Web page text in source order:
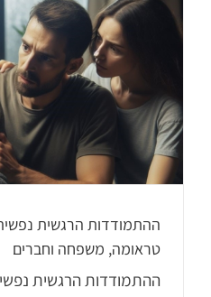
ההתמודדות הרגשית
טראומה, משפחה וחברים
ההתמודדות הרגשית